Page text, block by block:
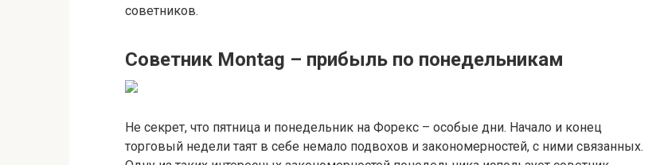
советников.
Советник Montag – прибыль по понедельникам
Не секрет, что пятница и понедельник на Форекс – особые дни. Начало и конец
торговый недели таят в себе немало подвохов и закономерностей, с ними связанных.